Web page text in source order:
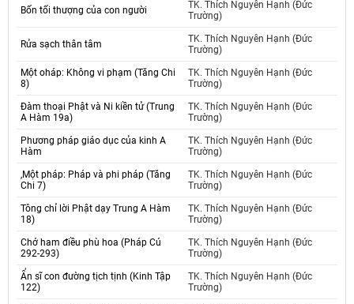
Bốn tối thượng của con người
TK. Thích Nguyên Hạnh (Đức
Trường)
Rửa sạch thân tâm
TK. Thích Nguyên Hạnh (Đức
Trường)
Một oháp: Không vi phạm (Tăng Chi
8)
TK. Thích Nguyên Hạnh (Đức
Trường)
Đàm thoại Phật và Ni kiền tử (Trung
A Hàm 19a)
TK. Thích Nguyên Hạnh (Đức
Trường)
Phương pháp giáo dục của kinh A
Hàm
TK. Thích Nguyên Hạnh (Đức
Trường)
,Một pháp: Pháp và phi pháp (Tăng
Chi 7)
TK. Thích Nguyên Hạnh (Đức
Trường)
Tông chỉ lời Phật dạy Trung A Hàm
18)
TK. Thích Nguyên Hạnh (Đức
Trường)
Chớ ham điều phù hoa (Pháp Cú
292-293)
TK. Thích Nguyên Hạnh (Đức
Trường)
Ẩn sĩ con đường tịch tịnh (Kinh Tập
122)
TK. Thích Nguyên Hạnh (Đức
Trường)